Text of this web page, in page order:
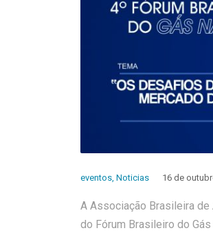
eventos Noticias 16 de
A Associação Brasileira
do Fórum Brasileiro do